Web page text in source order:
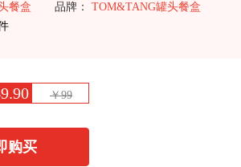
餐盒 品牌：
TOM&TANG罐头餐盒
￥99
购买